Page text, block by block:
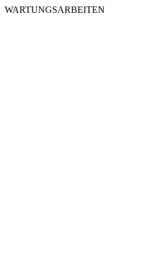
WARTUNGSARBEITEN